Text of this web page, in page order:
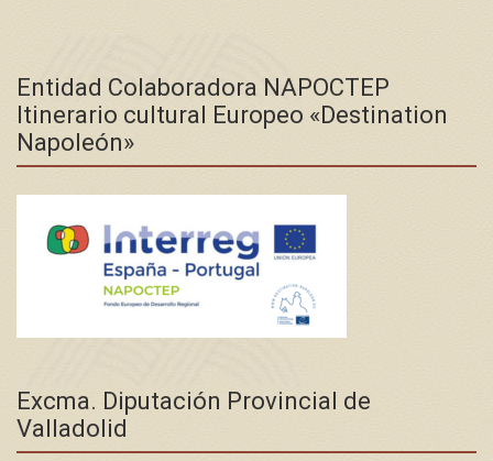
Entidad Colaboradora NAPOCTEP
Itinerario cultural Europeo «Destination
Napoleón»
Excma. Diputación Provincial de
Valladolid